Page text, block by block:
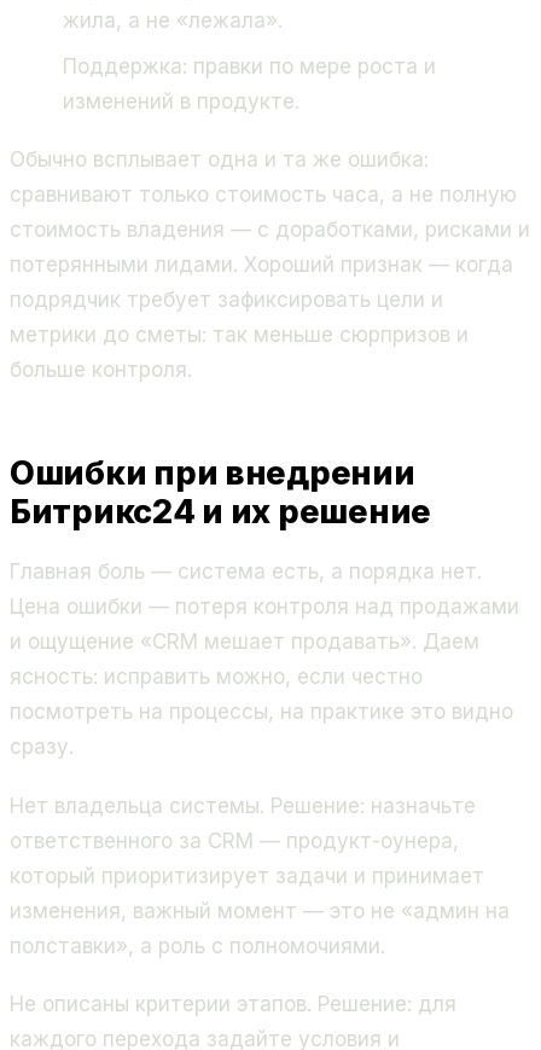
жила, а не «лежала».
Поддержка: правки по мере роста и
изменений в продукте.
Обычно всплывает одна и та же ошибка:
сравнивают только стоимость часа, а не полную
стоимость владения — с доработками, рисками и
потерянными лидами. Хороший признак — когда
подрядчик требует зафиксировать цели и
метрики до сметы: так меньше сюрпризов и
больше контроля.
Ошибки при внедрении
Битрикс24 и их решение
Главная боль — система есть, а порядка нет.
Цена ошибки — потеря контроля над продажами
и ощущение «CRM мешает продавать». Даем
ясность: исправить можно, если честно
посмотреть на процессы, на практике это видно
сразу.
Нет владельца системы. Решение: назначьте
ответственного за CRM — продукт-оунера,
который приоритизирует задачи и принимает
изменения, важный момент — это не «админ на
полставки», а роль с полномочиями.
Не описаны критерии этапов. Решение: для
каждого перехода задайте условия и